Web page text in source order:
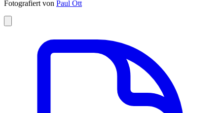
Fotografiert von Paul Ott